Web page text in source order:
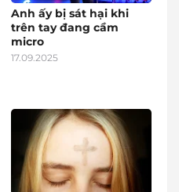
Anh ấy bị sát hại khi
trên tay đang cầm
micro
17.09.2025